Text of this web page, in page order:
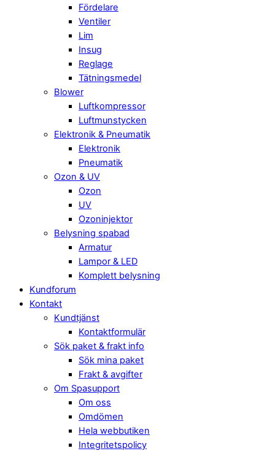
Fördelare
Ventiler
Lim
Insug
Reglage
Tätningsmedel
Blower
Luftkompressor
Luftmunstycken
Elektronik & Pneumatik
Elektronik
Pneumatik
Ozon & UV
Ozon
UV
Ozoninjektor
Belysning spabad
Armatur
Lampor & LED
Komplett belysning
Kundforum
Kontakt
Kundtjänst
Kontaktformulär
Sök paket & frakt info
Sök mina paket
Frakt & avgifter
Om Spasupport
Om oss
Omdömen
Hela webbutiken
Integritetspolicy